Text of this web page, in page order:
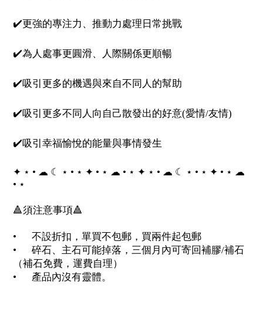
✔️更強的專注力、推動力處理日常挑戰
✔️為人處事更圓滑、人際關係更順暢
✔️吸引更多的機遇與來自不同人的幫助
✔️吸引更多不同人向自己散發出的好意(愛情/友情)
✔️吸引幸福愉悅的能量與事情發生
✦ ⋆ • ☁︎ ☾ ⋆ • ⋆ ✦ • ⋆ ☁︎ • ⋆ ✦ ⋆ • ☁︎ ☾ ⋆ • ⋆ ✦ • ⋆ ☁︎
• ⋆
🔺須注意事項🔺
•
不設折扣，單買不包郵，買兩件起包郵
•
碎石、主石可能掉落，三個月內可寄回補膠/補石
（補石免費，運費自理）
•
產品內沒有靈體。